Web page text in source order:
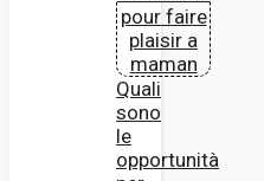
Quali
sono
le
opportunità